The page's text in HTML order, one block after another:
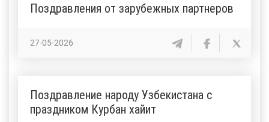
Поздравления от зарубежных партнеров
27-05-2026
Поздравление народу Узбекистана с
праздником Курбан хайит